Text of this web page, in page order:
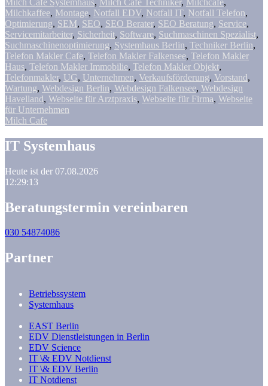
Milchkaffee, Montage, Notfall EDV, Notfall IT, Notfall Telefon,
Optimierung, SEM, SEO, SEO Berater, SEO Beratung, Service,
Servicemitarbeiter, Sicherheit, Software, Suchmaschinen Spezialist,
Suchmaschinenoptimierung, Systemhaus Berlin, Techniker Berlin,
Telefon Makler Cafe, Telefon Makler Falkensee, Telefon Makler
Haus, Telefon Makler Immobilie, Telefon Makler Objekt,
Telefonmakler, UG, Unternehmen, Verkaufsförderung, Vorstand,
Wartung, Webdesign Berlin, Webdesign Falkensee, Webdesign
Havelland, Webseite für Arztpraxis, Webseite für Firma, Webseite
für Unternehmen
Milch Cafe
IT Systemhaus
Heute ist der 07.08.2026
12:29:13
Beratungstermin vereinbaren
030 54874086
Partner
Betriebssystem
Systemhaus
EAST Berlin
EDV Dienstleistungen in Berlin
EDV Science
IT \& EDV Notdienst
IT \& EDV Berlin
IT Notdienst